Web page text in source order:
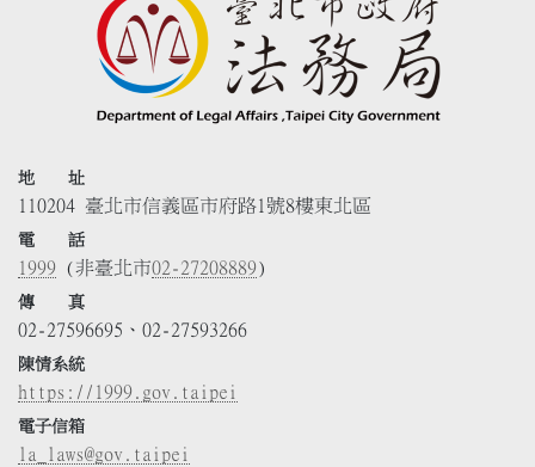
地 址
110204 臺北市信義區市府路1號8樓東北區
電 話
1999 (非臺北市02-27208889)
傳 真
02-27596695、02-27593266
陳情系統
https://1999.gov.taipei
電子信箱
la_laws@gov.taipei